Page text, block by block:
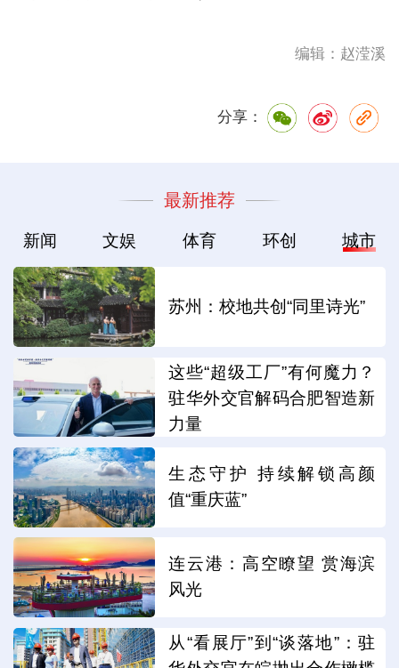
编辑：赵滢溪
分享：
最新推荐
新闻 文娱 体育 环创 城市
苏州：校地共创“同里诗光”
这些“超级工厂”有何魔力？
驻华外交官解码合肥智造新
力量
生态守护 持续解锁高颜
值“重庆蓝”
连云港：高空瞭望 赏海滨
风光
从“看展厅”到“谈落地”：驻